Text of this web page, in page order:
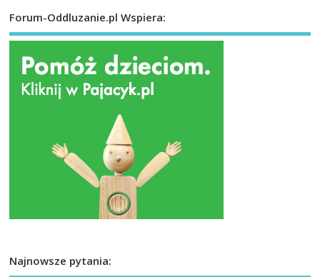
Forum-Oddluzanie.pl Wspiera:
Najnowsze pytania: